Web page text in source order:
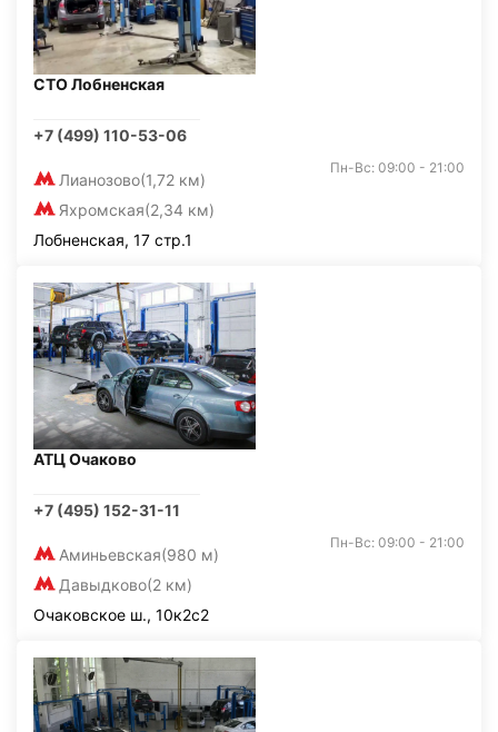
СТО Лобненская
+7 (499) 110-53-06
Лианозово(1,72 км)
Яхромская(2,34 км)
Пн-Вс: 09:00 - 21:00
Лобненская, 17 стр.1
АТЦ Очаково
+7 (495) 152-31-11
Аминьевская(980 м)
Давыдково(2 км)
Пн-Вс: 09:00 - 21:00
Очаковское ш., 10к2с2